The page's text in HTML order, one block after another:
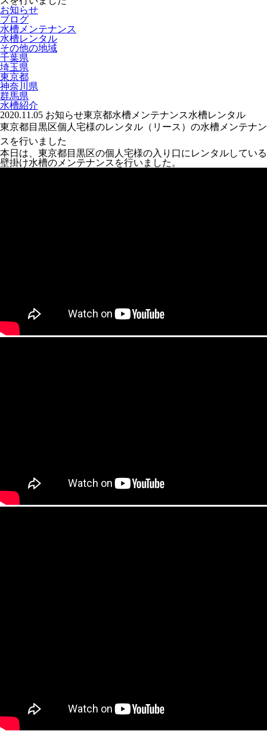
お知らせ
ブログ
水槽メンテナンス
水槽レンタル
その他の地域
千葉県
埼玉県
東京都
神奈川県
群馬県
水槽紹介
2020.11.05 お知らせ東京都水槽メンテナンス水槽レンタル
東京都目黒区個人宅様のレンタル（リース）の水槽メンテナン
スを行いました
本日は、東京都目黒区の個人宅様の入り口にレンタルしている
壁掛け水槽のメンテナンスを行いました。